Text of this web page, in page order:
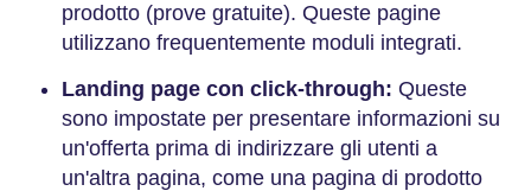
prodotto (prove gratuite). Queste pagine
utilizzano frequentemente moduli integrati.
Landing page con click-through: Queste
sono impostate per presentare informazioni su
un'offerta prima di indirizzare gli utenti a
un'altra pagina, come una pagina di prodotto